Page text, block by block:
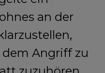
an der
Angriff zu